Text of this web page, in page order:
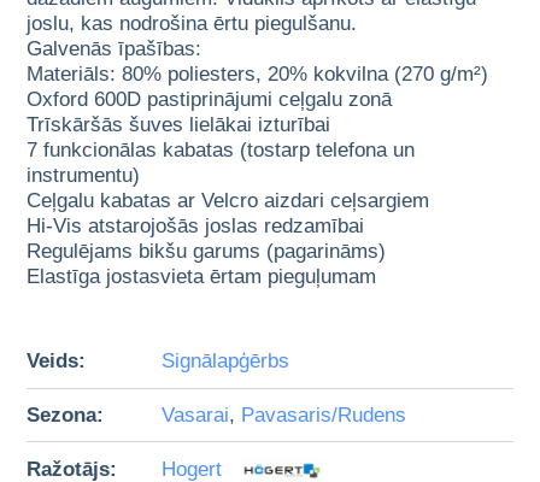
joslu, kas nodrošina ērtu piegulšanu.
Galvenās īpašības:
Materiāls: 80% poliesters, 20% kokvilna (270 g/m²)
Oxford 600D pastiprinājumi ceļgalu zonā
Trīskāršās šuves lielākai izturībai
7 funkcionālas kabatas (tostarp telefona un
instrumentu)
Ceļgalu kabatas ar Velcro aizdari ceļsargiem
Hi-Vis atstarojošās joslas redzamībai
Regulējams bikšu garums (pagarināms)
Elastīga jostasvieta ērtam pieguļumam
Veids: Signālapģērbs
Sezona: Vasarai, Pavasaris/Rudens
Ražotājs: Hogert